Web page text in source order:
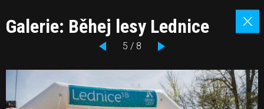
Galerie: Běhej lesy Lednice
5 / 8